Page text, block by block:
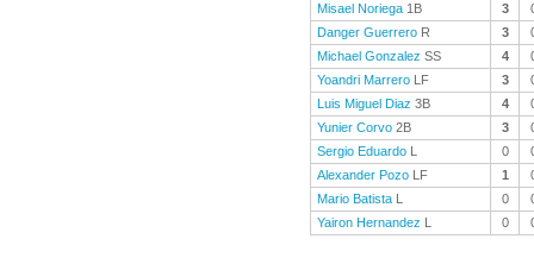
Misael Noriega 1B 3
Danger Guerrero R 3
Michael Gonzalez SS 4
Yoandri Marrero LF 3
Luis Miguel Diaz 3B 4
Yunier Corvo 2B 3
Sergio Eduardo L 0
Alexander Pozo LF 1
Mario Batista L 0
Yairon Hernandez L 0